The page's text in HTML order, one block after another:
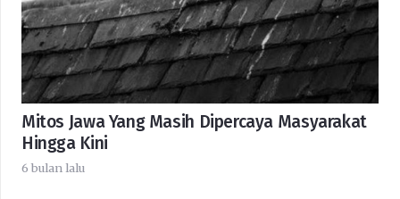
Mitos Jawa Yang Masih Dipercaya Masyarakat
Hingga Kini
6 bulan lalu